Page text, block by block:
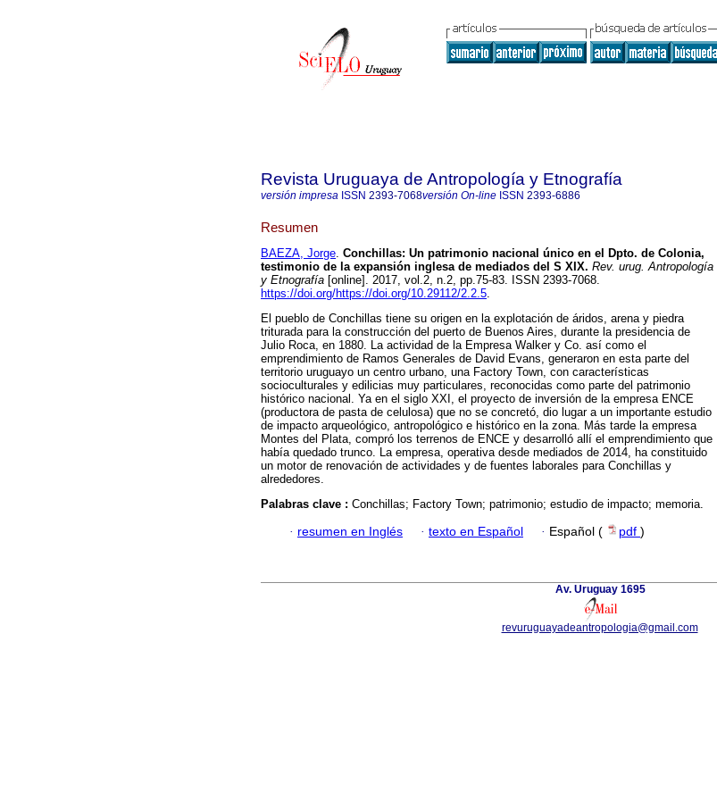
Revista Uruguaya de Antropología y Etnografía
versión impresa ISSN 2393-7068versión On-line ISSN 2393-6886
Resumen
BAEZA, Jorge. Conchillas: Un patrimonio nacional único en el Dpto. de Colonia,
testimonio de la expansión inglesa de mediados del S XIX. Rev. urug. Antropología
y Etnografía [online]. 2017, vol.2, n.2, pp.75-83. ISSN 2393-7068.
https://doi.org/https://doi.org/10.29112/2.2.5.
El pueblo de Conchillas tiene su origen en la explotación de áridos, arena y piedra
triturada para la construcción del puerto de Buenos Aires, durante la presidencia de
Julio Roca, en 1880. La actividad de la Empresa Walker y Co. así como el
emprendimiento de Ramos Generales de David Evans, generaron en esta parte del
territorio uruguayo un centro urbano, una Factory Town, con características
socioculturales y edilicias muy particulares, reconocidas como parte del patrimonio
histórico nacional. Ya en el siglo XXI, el proyecto de inversión de la empresa ENCE
(productora de pasta de celulosa) que no se concretó, dio lugar a un importante estudio
de impacto arqueológico, antropológico e histórico en la zona. Más tarde la empresa
Montes del Plata, compró los terrenos de ENCE y desarrolló allí el emprendimiento que
había quedado trunco. La empresa, operativa desde mediados de 2014, ha constituido
un motor de renovación de actividades y de fuentes laborales para Conchillas y
alrededores.
Palabras clave : Conchillas; Factory Town; patrimonio; estudio de impacto; memoria.
· resumen en Inglés · texto en Español · Español ( pdf )
Av. Uruguay 1695
revuruguayadeantropologia@gmail.com